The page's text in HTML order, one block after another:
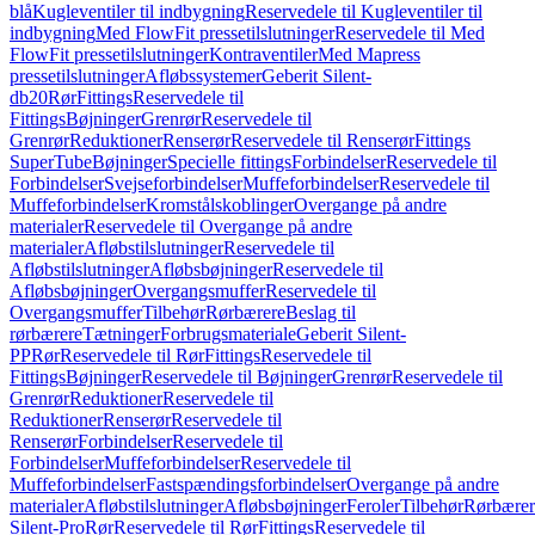
blåKugleventiler til indbygningReservedele til Kugleventiler til
indbygningMed FlowFit pressetilslutningerReservedele til Med
FlowFit pressetilslutningerKontraventilerMed Mapress
pressetilslutningerAfløbssystemerGeberit Silent-
db20RørFittingsReservedele til
FittingsBøjningerGrenrørReservedele til
GrenrørReduktionerRenserørReservedele til RenserørFittings
SuperTubeBøjningerSpecielle fittingsForbindelserReservedele til
ForbindelserSvejseforbindelserMuffeforbindelserReservedele til
MuffeforbindelserKromstålskoblingerOvergange på andre
materialerReservedele til Overgange på andre
materialerAfløbstilslutningerReservedele til
AfløbstilslutningerAfløbsbøjningerReservedele til
AfløbsbøjningerOvergangsmufferReservedele til
OvergangsmufferTilbehørRørbærereBeslag til
rørbærereTætningerForbrugsmaterialeGeberit Silent-
PPRørReservedele til RørFittingsReservedele til
FittingsBøjningerReservedele til BøjningerGrenrørReservedele til
GrenrørReduktionerReservedele til
ReduktionerRenserørReservedele til
RenserørForbindelserReservedele til
ForbindelserMuffeforbindelserReservedele til
MuffeforbindelserFastspændingsforbindelserOvergange på andre
materialerAfløbstilslutningerAfløbsbøjningerFerolerTilbehør
Silent-ProRørReservedele til RørFittingsReservedele til